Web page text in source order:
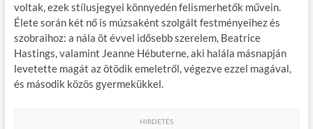
voltak, ezek stílusjegyei könnyedén felismerhetők művein.
Élete során két nő is múzsaként szolgált festményeihez és
szobraihoz: a nála öt évvel idősebb szerelem, Beatrice
Hastings, valamint Jeanne Hébuterne, aki halála másnapján
levetette magát az ötödik emeletről, végezve ezzel magával,
és második közös gyermekükkel.
HIRDETÉS